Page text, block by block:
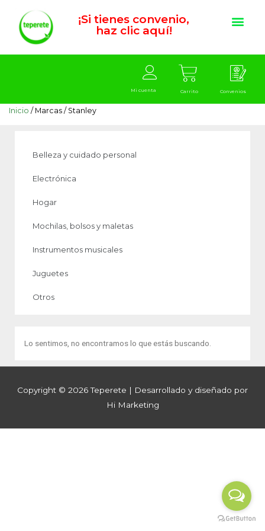
¡Si tienes convenio,
haz clic aquí!
Mi cuenta Carrito Convenios
Inicio / Marcas / Stanley
Belleza y cuidado personal
Electrónica
Hogar
Mochilas, bolsos y maletas
Instrumentos musicales
Juguetes
Otros
Lo sentimos, no encontramos lo que estás buscando.
Copyright © 2026Teperete | Desarrollado y diseñado por
Hi Marketing